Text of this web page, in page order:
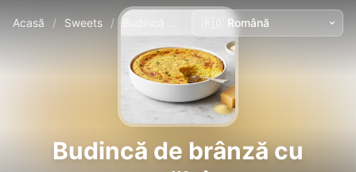
Acasă / Sweets /
Budincă de brânză cu